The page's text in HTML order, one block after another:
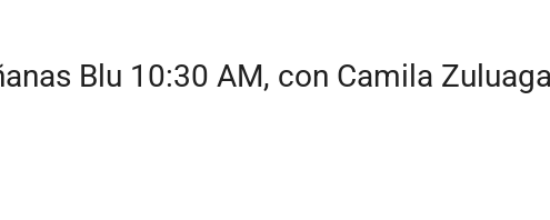
Blu 10:30 AM, con Camila